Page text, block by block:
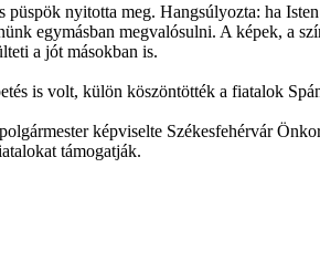
nyitotta meg. Hangsúlyozta: ha
egymásban megvalósulni. A képek, a
a jót másokban is.
is volt, külön köszöntötték a fiatalok
képviselte Székesfehérvár
támogatják.